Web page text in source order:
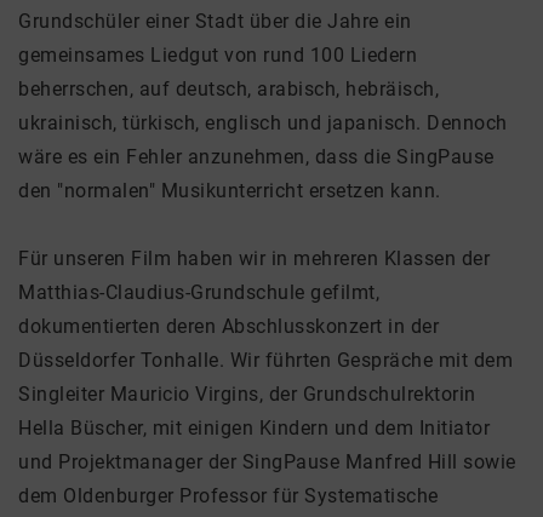
Grundschüler einer Stadt über die Jahre ein
gemeinsames Liedgut von rund 100 Liedern
beherrschen, auf deutsch, arabisch, hebräisch,
ukrainisch, türkisch, englisch und japanisch. Dennoch
wäre es ein Fehler anzunehmen, dass die SingPause
den "normalen" Musikunterricht ersetzen kann.
Für unseren Film haben wir in mehreren Klassen der
Matthias-Claudius-Grundschule gefilmt,
dokumentierten deren Abschlusskonzert in der
Düsseldorfer Tonhalle. Wir führten Gespräche mit dem
Singleiter Mauricio Virgins, der Grundschulrektorin
Hella Büscher, mit einigen Kindern und dem Initiator
und Projektmanager der SingPause Manfred Hill sowie
dem Oldenburger Professor für Systematische